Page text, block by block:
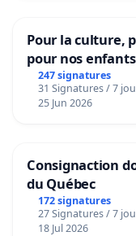
Pour la culture,
pour nos
247 signatures
31 Signatures / 7
25 Jun 2026
Consignaction
du Québec
172 signatures
27 Signatures / 7
18 Jul 2026